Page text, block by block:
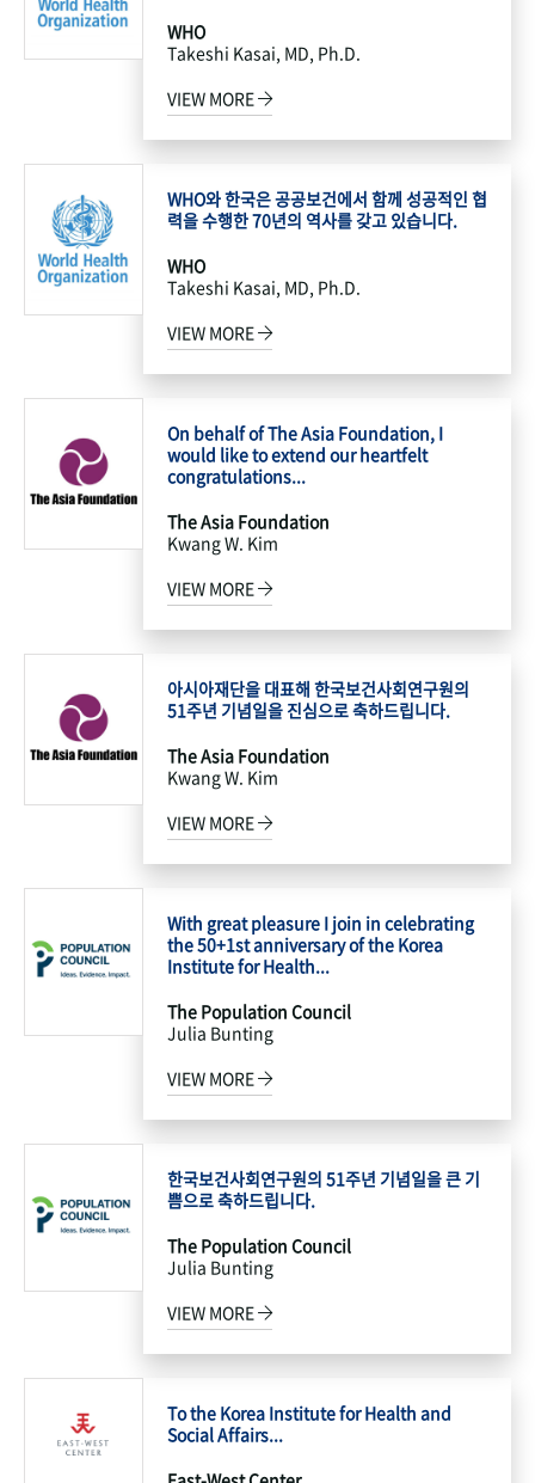
WHO
Takeshi Kasai, MD, Ph.D.
VIEW MORE
WHO와 한국은 공공보건에서 함께 성공적인 협
력을 수행한 70년의 역사를 갖고 있습니다.
WHO
Takeshi Kasai, MD, Ph.D.
VIEW MORE
On behalf of The Asia Foundation, I
would like to extend our heartfelt
congratulations...
The Asia Foundation
Kwang W. Kim
VIEW MORE
아시아재단을 대표해 한국보건사회연구원의
51주년 기념일을 진심으로 축하드립니다.
The Asia Foundation
Kwang W. Kim
VIEW MORE
With great pleasure I join in celebrating
the 50+1st anniversary of the Korea
Institute for Health...
The Population Council
Julia Bunting
VIEW MORE
한국보건사회연구원의 51주년 기념일을 큰 기
쁨으로 축하드립니다.
The Population Council
Julia Bunting
VIEW MORE
To the Korea Institute for Health and
Social Affairs...